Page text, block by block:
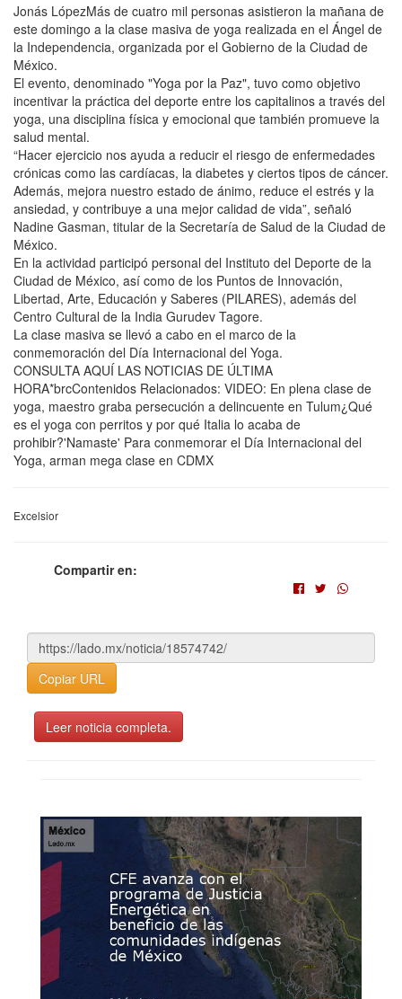
Jonás LópezMás de cuatro mil personas asistieron la mañana de
este domingo a la clase masiva de yoga realizada en el Ángel de
la Independencia, organizada por el Gobierno de la Ciudad de
México.
El evento, denominado "Yoga por la Paz", tuvo como objetivo
incentivar la práctica del deporte entre los capitalinos a través del
yoga, una disciplina física y emocional que también promueve la
salud mental.
“Hacer ejercicio nos ayuda a reducir el riesgo de enfermedades
crónicas como las cardíacas, la diabetes y ciertos tipos de cáncer.
Además, mejora nuestro estado de ánimo, reduce el estrés y la
ansiedad, y contribuye a una mejor calidad de vida”, señaló
Nadine Gasman, titular de la Secretaría de Salud de la Ciudad de
México.
En la actividad participó personal del Instituto del Deporte de la
Ciudad de México, así como de los Puntos de Innovación,
Libertad, Arte, Educación y Saberes (PILARES), además del
Centro Cultural de la India Gurudev Tagore.
La clase masiva se llevó a cabo en el marco de la
conmemoración del Día Internacional del Yoga.
CONSULTA AQUÍ LAS NOTICIAS DE ÚLTIMA
HORA*brcContenidos Relacionados: VIDEO: En plena clase de
yoga, maestro graba persecución a delincuente en Tulum¿Qué
es el yoga con perritos y por qué Italia lo acaba de
prohibir?'Namaste' Para conmemorar el Día Internacional del
Yoga, arman mega clase en CDMX
Excelsior
Compartir en:
Copiar URL
Leer noticia completa.